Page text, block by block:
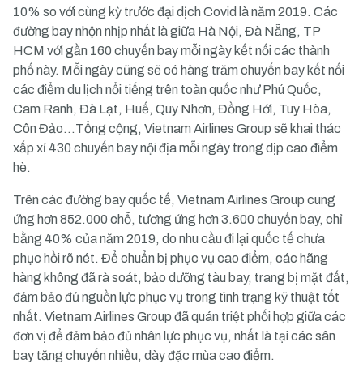
10% so với cùng kỳ trước đại dịch Covid là năm 2019. Các
đường bay nhộn nhịp nhất là giữa Hà Nội, Đà Nẵng, TP
HCM với gần 160 chuyến bay mỗi ngày kết nối các thành
phố này. Mỗi ngày cũng sẽ có hàng trăm chuyến bay kết nối
các điểm du lịch nổi tiếng trên toàn quốc như Phú Quốc,
Cam Ranh, Đà Lạt, Huế, Quy Nhơn, Đồng Hới, Tuy Hòa,
Côn Đảo…Tổng cộng, Vietnam Airlines Group sẽ khai thác
xấp xỉ 430 chuyến bay nội địa mỗi ngày trong dịp cao điểm
hè.
Trên các đường bay quốc tế, Vietnam Airlines Group cung
ứng hơn 852.000 chỗ, tương ứng hơn 3.600 chuyến bay, chỉ
bằng 40% của năm 2019, do nhu cầu đi lại quốc tế chưa
phục hồi rõ nét. Để chuẩn bị phục vụ cao điểm, các hãng
hàng không đã rà soát, bảo dưỡng tàu bay, trang bị mặt đất,
đảm bảo đủ nguồn lực phục vụ trong tình trạng kỹ thuật tốt
nhất. Vietnam Airlines Group đã quán triệt phối hợp giữa các
đơn vị để đảm bảo đủ nhân lực phục vụ, nhất là tại các sân
bay tăng chuyến nhiều, dày đặc mùa cao điểm.